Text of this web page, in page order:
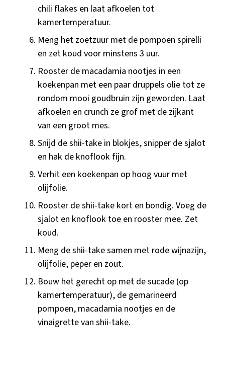
chili flakes en laat afkoelen tot
kamertemperatuur.
Meng het zoetzuur met de pompoen spirelli
en zet koud voor minstens 3 uur.
Rooster de macadamia nootjes in een
koekenpan met een paar druppels olie tot ze
rondom mooi goudbruin zijn geworden. Laat
afkoelen en crunch ze grof met de zijkant
van een groot mes.
Snijd de shii-take in blokjes, snipper de sjalot
en hak de knoflook fijn.
Verhit een koekenpan op hoog vuur met
olijfolie.
Rooster de shii-take kort en bondig. Voeg de
sjalot en knoflook toe en rooster mee. Zet
koud.
Meng de shii-take samen met rode wijnazijn,
olijfolie, peper en zout.
Bouw het gerecht op met de sucade (op
kamertemperatuur), de gemarineerd
pompoen, macadamia nootjes en de
vinaigrette van shii-take.